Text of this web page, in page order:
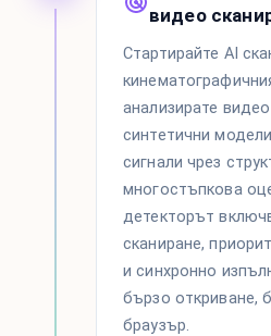
видео
Стартирайте AI
анализирате
синтетични
сигнали чрез
многостъпкова
детекторът
сканиране,
и синхронно
бързо откриване,
браузър.